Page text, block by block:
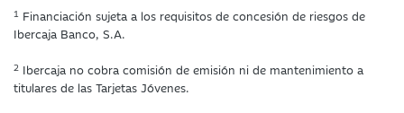
1 Financiación sujeta a los requisitos de concesión de riesgos de
Ibercaja Banco, S.A.
2 Ibercaja no cobra comisión de emisión ni de mantenimiento a
titulares de las Tarjetas Jóvenes.